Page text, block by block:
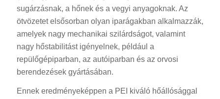
sugárzásnak, a hőnek és a vegyi anyagoknak. Az
ötvözetet elsősorban olyan iparágakban alkalmazzák,
amelyek nagy mechanikai szilárdságot, valamint
nagy hőstabilitást igényelnek, például a
repülőgépiparban, az autóiparban és az orvosi
berendezések gyártásában.
Ennek eredményeképpen a PEI kiváló hőállósággal